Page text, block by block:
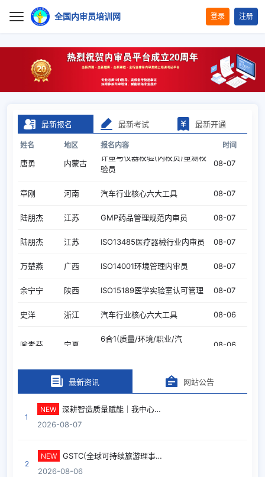
全国内审员培训网
报考指南
培训项目
证书查询
关于我们
登录 注册
最新报名 最新考试 最新开通
姓名 地区 报名内容 时间
严敏 江苏 TL9000电信行业质量管理体系 08-07
唐勇 内蒙古
验员
08-07
章刚 河南 汽车行业核心六大工具 08-07
陆朋杰 江苏 GMP药品管理规范内审员 08-07
陆朋杰 江苏 ISO13485医疗器械行业内审员 08-07
万楚燕 广西 ISO14001环境管理内审员 08-07
余宁宁 陕西 ISO15189医学实验室认可管理 08-07
史洋 浙江 汽车行业核心六大工具 08-06
喻素芬 宁夏
6合1(质量/环境/职业/汽
车/VDA6.3/6.5)
08-06
6合1(质量/环境/职业/汽
四川 ISO27701隐私信息
陕西
习微楠 重庆 IATF16949汽车行业质量管理
最新资讯 网站公告
1
NEW
深耕智造质量赋能｜我中心再度携手深圳富泰华完成IATF16949汽车行业高端内训定制
2026-08-07
2
NEW
GSTC(全球可持续旅游理事会)可持续旅游认证
2026-08-06